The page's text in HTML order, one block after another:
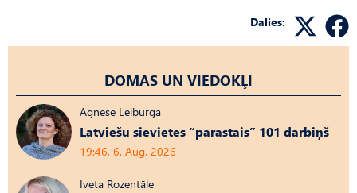
Dalies:
DOMAS UN VIEDOKĻI
Agnese Leiburga
Latviešu sievietes “parastais” 101 darbiņš
19:46, 6. Aug, 2026
Iveta Rozentāle